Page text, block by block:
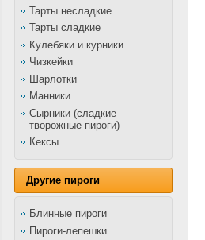
Тарты несладкие
Тарты сладкие
Кулебяки и курники
Чизкейки
Шарлотки
Манники
Сырники (сладкие
творожные пироги)
Кексы
Другие пироги
Блинные пироги
Пироги-лепешки